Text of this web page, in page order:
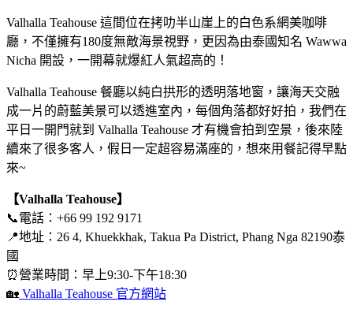
Valhalla Teahouse 這間位在拷叻半山崖上的白色系網美咖啡
廳，不僅擁有180度無敵海景視野，更因為由泰國知名 Wawwa
Nicha 開設，一開幕就爆紅人氣超高的！
Valhalla Teahouse 餐廳以純白拱形的透明落地窗，讓海天交融
成一片的蔚藍美景可以透進室內，每個角落都好好拍，我們在
平日一開門就到 Valhalla Teahouse 才有機會拍到空景，後來陸
續來了很多客人，假日一定超容易滿座的，想來用餐記得早點
來~
【Valhalla Teahouse】
📞電話：+66 99 192 9171
📍地址：26 4, Khuekkhak, Takua Pa District, Phang Nga 82190泰
國
⏰營業時間：早上9:30-下午18:30
🏡 Valhalla Teahouse 官方網站